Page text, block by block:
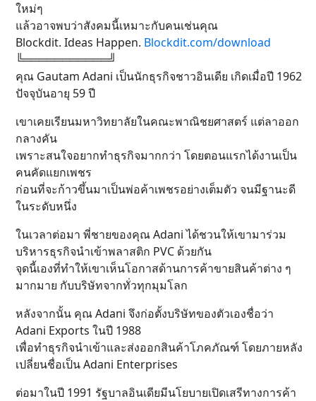
ใหม่ๆ
แล้วอาจพบว่าสังคมนี้เหมาะกับคนเช่นคุณ
Blockdit. Ideas Happen. Blockdit.com/download
╚═══════════╝
คุณ Gautam Adani เป็นนักธุรกิจชาวอินเดีย เกิดเมื่อปี 1962
ปัจจุบันอายุ 59 ปี
เขาเคยเรียนมหาวิทยาลัยในคณะพาณิชยศาสตร์ แต่ลาออก
กลางคัน
เพราะสนใจอยากทำธุรกิจมากกว่า โดยตอนแรกได้งานเป็น
คนคัดแยกเพชร
ก่อนที่จะก้าวขึ้นมาเป็นพ่อค้าเพชรอย่างเต็มตัว จนมีฐานะดี
ในระดับหนึ่ง
ในเวลาต่อมา พี่ชายของคุณ Adani ได้ชวนให้เขามาร่วม
บริหารธุรกิจนำเข้าพลาสติก PVC ด้วยกัน
จุดนี้เองที่ทำให้เขาเห็นโอกาสด้านการค้าขายสินค้าต่าง ๆ
มากมาย กับบริษัทจากทั่วทุกมุมโลก
หลังจากนั้น คุณ Adani จึงก่อตั้งบริษัทของตัวเองชื่อว่า
Adani Exports ในปี 1988
เพื่อทำธุรกิจนำเข้าและส่งออกสินค้าโภคภัณฑ์ โดยภายหลัง
เปลี่ยนชื่อเป็น Adani Enterprises
ต่อมาในปี 1991 รัฐบาลอินเดียมีนโยบายเปิดเสรีทางการค้า